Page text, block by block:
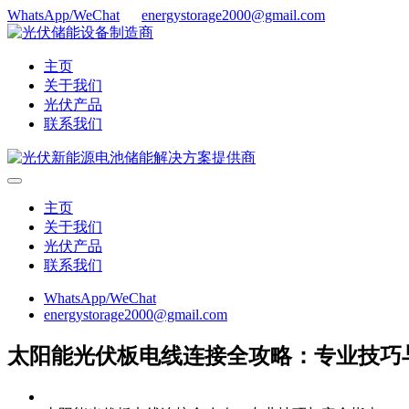
WhatsApp/WeChat energystorage2000@gmail.com
主页
关于我们
光伏产品
联系我们
主页
关于我们
光伏产品
联系我们
WhatsApp/WeChat
energystorage2000@gmail.com
太阳能光伏板电线连接全攻略：专业技巧